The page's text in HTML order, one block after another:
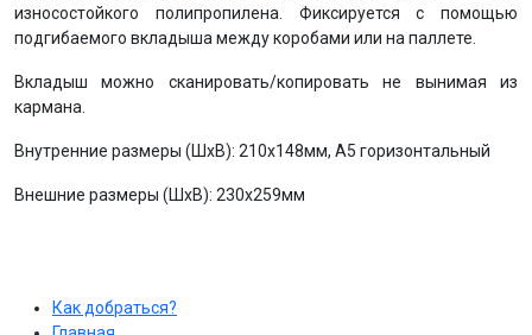
износостойкого полипропилена. Фиксируется с помощью
подгибаемого вкладыша между коробами или на паллете.
Вкладыш можно сканировать/копировать не вынимая из
кармана.
Внутренние размеры (ШхВ): 210х148мм, A5 горизонтальный
Внешние размеры (ШхВ): 230x259мм
Как добраться?